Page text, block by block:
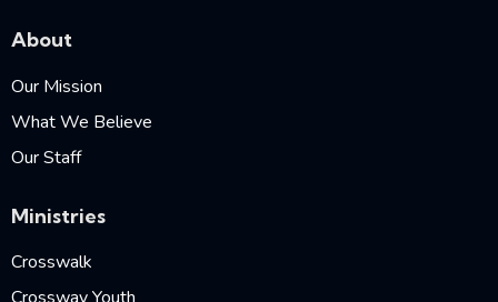
About
Our Mission
What We Believe
Our Staff
Ministries
Crosswalk